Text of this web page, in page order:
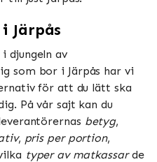
Järpås
djungeln av
som bor i Järpås har vi
för att du lätt ska
På vår sajt kan du
betyg,
, pris per portion,
typer av matkassarde